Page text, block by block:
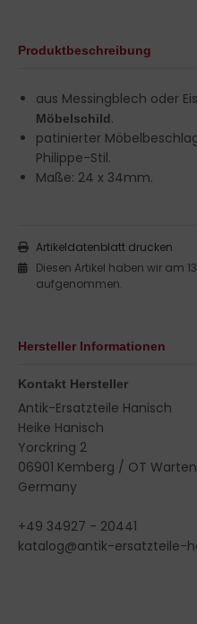
Produktbeschreibung
aus Messingblech oder
Möbelschild.
patinierter
Philippe-Stil.
Maße: 24 x 34mm.
Artikeldatenblatt drucken
Diesen Artikel haben wir am
aufgenommen.
Hersteller Informationen
Kontakt Hersteller
Antik-Ersatzteile Hanisch
Heike Hanisch
Yorckring 2
06901 Kemberg / OT
Germany
+49 34927 - 20441
katalog@antik-ersatzteile-